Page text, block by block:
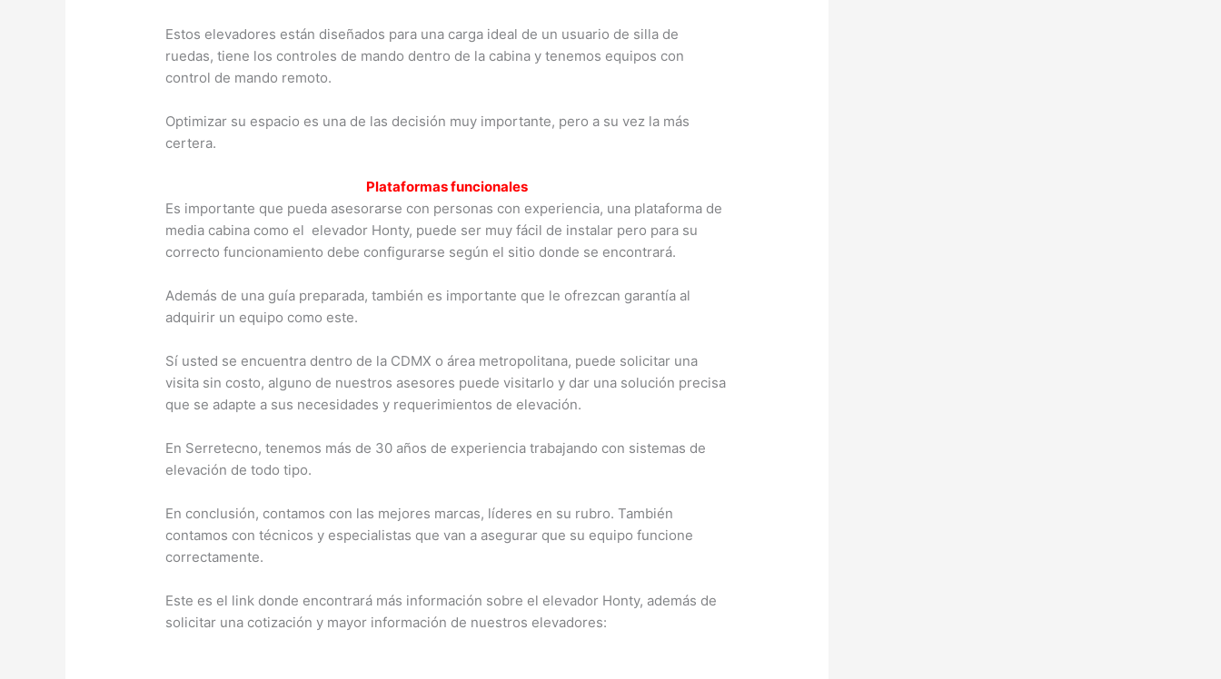
Estos elevadores están diseñados para una carga ideal de un usuario de silla de
ruedas, tiene los controles de mando dentro de la cabina y tenemos equipos con
control de mando remoto.
Optimizar su espacio es una de las decisión muy importante, pero a su vez la más
certera.
Plataformas funcionales
Es importante que pueda asesorarse con personas con experiencia, una plataforma de
media cabina como el elevador Honty, puede ser muy fácil de instalar pero para su
correcto funcionamiento debe configurarse según el sitio donde se encontrará.
Además de una guía preparada, también es importante que le ofrezcan garantía al
adquirir un equipo como este.
Sí usted se encuentra dentro de la CDMX o área metropolitana, puede solicitar una
visita sin costo, alguno de nuestros asesores puede visitarlo y dar una solución precisa
que se adapte a sus necesidades y requerimientos de elevación.
En Serretecno, tenemos más de 30 años de experiencia trabajando con sistemas de
elevación de todo tipo.
En conclusión, contamos con las mejores marcas, líderes en su rubro. También
contamos con técnicos y especialistas que van a asegurar que su equipo funcione
correctamente.
Este es el link donde encontrará más información sobre el elevador Honty, además de
solicitar una cotización y mayor información de nuestros elevadores: